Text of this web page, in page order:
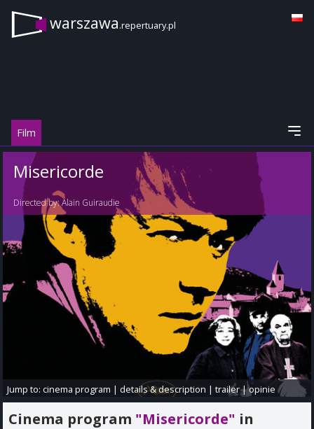
warszawa.repertuary.pl
Film
Misericorde
Directed by:Alain Guiraudie
Jump to:cinema program |details & description |trailer|opinie
Cinema program "Misericorde" in